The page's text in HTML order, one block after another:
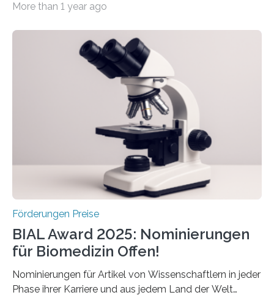
hochrangige wissenschaftliche Publikation zum Thema
Schlaganfall“ mit Sitz in Würzburg fördert die
Schlaganfallforschung, um die Behandlung der
Betroffenen zu verbessern. Dazu schreibt sie auch in
diesem Jahr wieder deutschlandweit den Hentschel-
Preis aus. Er richtet sich gezielt an jüngere
Forscherinnen und Forscher unter 40 Jahren. Geehrt
werden soll eine herausragende Doktorarbeit oder eine
hochrangige wissenschaftliche Publikation zum Thema
More than 1 year ago
Förderungen Preise
BIAL Award 2025: Nominierungen
für Biomedizin Offen!
Nominierungen für Artikel von Wissenschaftlern in jeder
Phase ihrer Karriere und aus jedem Land der Welt